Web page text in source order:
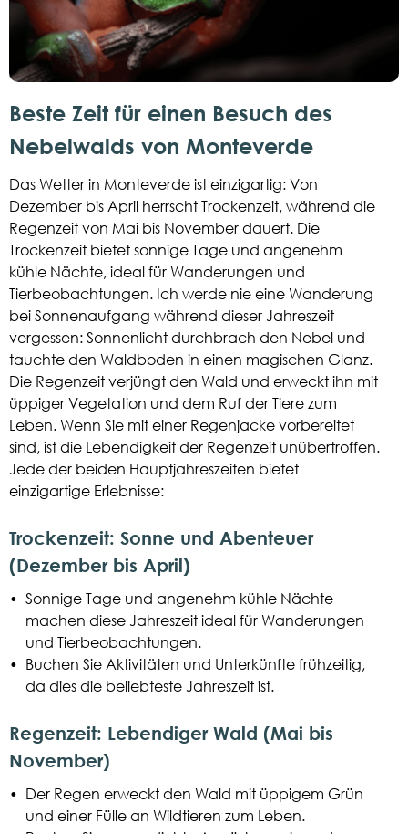
Beste Zeit für einen Besuch des
Nebelwalds von Monteverde
Das Wetter in Monteverde ist einzigartig: Von
Dezember bis April herrscht Trockenzeit, während die
Regenzeit von Mai bis November dauert. Die
Trockenzeit bietet sonnige Tage und angenehm
kühle Nächte, ideal für Wanderungen und
Tierbeobachtungen. Ich werde nie eine Wanderung
bei Sonnenaufgang während dieser Jahreszeit
vergessen: Sonnenlicht durchbrach den Nebel und
tauchte den Waldboden in einen magischen Glanz.
Die Regenzeit verjüngt den Wald und erweckt ihn mit
üppiger Vegetation und dem Ruf der Tiere zum
Leben. Wenn Sie mit einer Regenjacke vorbereitet
sind, ist die Lebendigkeit der Regenzeit unübertroffen.
Jede der beiden Hauptjahreszeiten bietet
einzigartige Erlebnisse:
Trockenzeit: Sonne und Abenteuer
(Dezember bis April)
• Sonnige Tage und angenehm kühle Nächte
machen diese Jahreszeit ideal für Wanderungen
und Tierbeobachtungen.
• Buchen Sie Aktivitäten und Unterkünfte frühzeitig,
da dies die beliebteste Jahreszeit ist.
Regenzeit: Lebendiger Wald (Mai bis
November)
• Der Regen erweckt den Wald mit üppigem Grün
und einer Fülle an Wildtieren zum Leben.